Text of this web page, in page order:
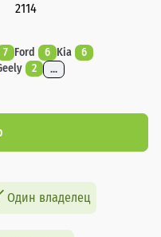
2114
7 Ford 6 Kia
6
2 ...
Один владелец